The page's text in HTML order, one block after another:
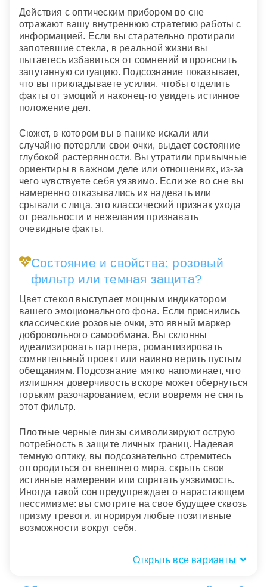
Действия с оптическим прибором во сне
отражают вашу внутреннюю стратегию работы с
информацией. Если вы старательно протирали
запотевшие стекла, в реальной жизни вы
пытаетесь избавиться от сомнений и прояснить
запутанную ситуацию. Подсознание показывает,
что вы прикладываете усилия, чтобы отделить
факты от эмоций и наконец-то увидеть истинное
положение дел.
Сюжет, в котором вы в панике искали или
случайно потеряли свои очки, выдает состояние
глубокой растерянности. Вы утратили привычные
ориентиры в важном деле или отношениях, из-за
чего чувствуете себя уязвимо. Если же во сне вы
намеренно отказывались их надевать или
срывали с лица, это классический признак ухода
от реальности и нежелания признавать
очевидные факты.
Состояние и свойства: розовый
фильтр или темная защита?
Цвет стекол выступает мощным индикатором
вашего эмоционального фона. Если приснились
классические розовые очки, это явный маркер
добровольного самообмана. Вы склонны
идеализировать партнера, романтизировать
сомнительный проект или наивно верить пустым
обещаниям. Подсознание мягко напоминает, что
излишняя доверчивость вскоре может обернуться
горьким разочарованием, если вовремя не снять
этот фильтр.
Плотные черные линзы символизируют острую
потребность в защите личных границ. Надевая
темную оптику, вы подсознательно стремитесь
отгородиться от внешнего мира, скрыть свои
истинные намерения или спрятать уязвимость.
Иногда такой сон предупреждает о нарастающем
пессимизме: вы смотрите на свое будущее сквозь
призму тревоги, игнорируя любые позитивные
возможности вокруг себя.
Открыть все варианты